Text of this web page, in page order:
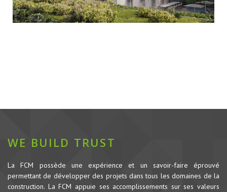
WE BUILD TRUST
La FCM possède une expérience et un savoir-faire éprouvé
permettant de développer des projets dans tous les domaines de la
construction. La FCM appuie ses accomplissements sur ses valeurs